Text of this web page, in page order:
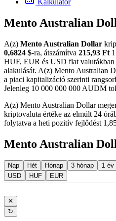
Mento Australian
A(z) Mento Australian Dollar
0,6824 $-ra, átszámítva 215,93 Ft
HUF, EUR és USD fiat valutákban
alakulását. A(z) Mento Australian
a piaci kapitalizáció szerinti
Jelenleg 10 000 000 000 AUDM
A(z) Mento Australian Dollar
kriptovaluta értéke az elmúlt 24
folytatva a heti pozitív fejlődést
Mento Australian
Nap Hét Hónap 3 hónap
1 év
USD
HUF EUR
✕
↻